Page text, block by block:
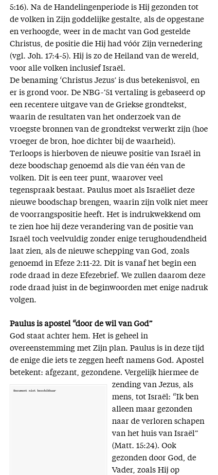
5:16). Na de Handelingenperiode is Hij gezonden tot
de volken in Zijn goddelijke gestalte, als de opgestane
en verhoogde, weer in de macht van God gestelde
Christus, de positie die Hij had vóór Zijn vernedering
(vgl. Joh. 17:4-5). Hij is zo de Heiland van de wereld,
voor alle volken inclusief Israël.
De benaming ‘Christus Jezus’ is dus betekenisvol, en
er is grond voor. De NBG-’51 vertaling is gebaseerd op
een recentere uitgave van de Griekse grondtekst,
waarin de resultaten van het onderzoek van de
vroegste bronnen van de grondtekst verwerkt zijn (hoe
vroeger de bron, hoe dichter bij de waarheid).
Terloops is hierboven de nieuwe positie van Israël in
deze boodschap genoemd als die van één van de
volken. Dit is een teer punt, waarover veel
tegenspraak bestaat. Paulus moet als Israëliet deze
nieuwe boodschap brengen, waarin zijn volk niet meer
de voorrangspositie heeft. Het is indrukwekkend om
te zien hoe hij deze verandering van de positie van
Israël toch veelvuldig zonder enige terughoudendheid
laat zien, als de nieuwe schepping van God, zoals
genoemd in Efeze 2:11-22. Dit is vanaf het begin een
rode draad in deze Efezebrief. We zullen daarom deze
rode draad juist in de beginwoorden met enige nadruk
volgen.
Paulus is apostel “door de wil van God”
God staat achter hem. Het is geheel in
overeenstemming met Zijn plan. Paulus is in deze tijd
de enige die iets te zeggen heeft namens God. Apostel
betekent: afgezant, gezondene. Vergelijk hiermee de
zending van Jezus, als
mens, tot Israël: “Ik ben
alleen maar gezonden
naar de verloren schapen
van het huis van Israël”
(Matt. 15:24). Ook
gezonden door God, de
Vader, zoals Hij op